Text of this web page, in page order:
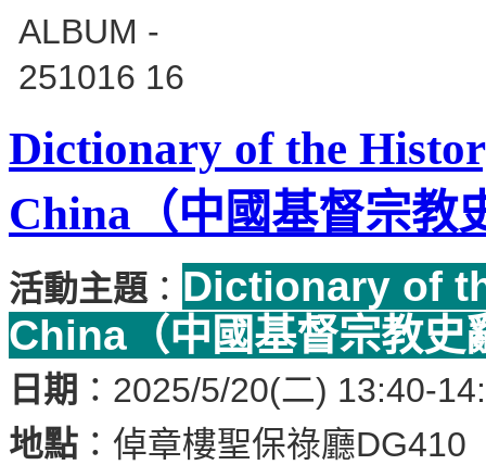
Dictionary of the
China（中國基督宗教
活動主題： Dictionary of
China（中國基督宗教史
日期 ：2025/5/20(二) 13:40-
地點 ： 倬章樓聖保祿廳DG410